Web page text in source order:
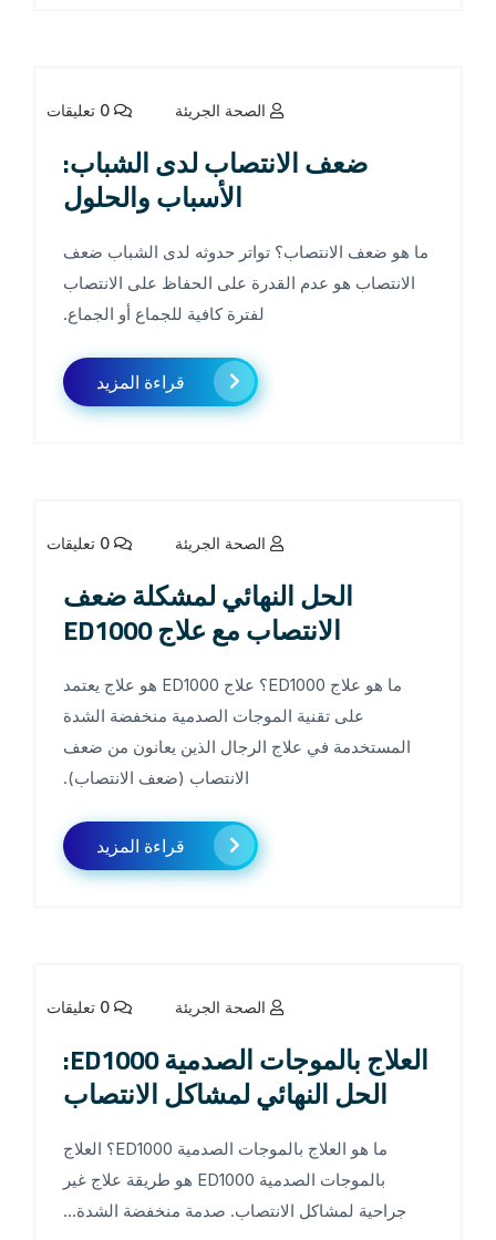
الصحة الجريئة
ضعف الانتصاب لدى الشباب:
الأسباب والحلول
ما هو ضعف الانتصاب؟ تواتر حدوثه لدى الشباب ضعف
الانتصاب هو عدم القدرة على الحفاظ على الانتصاب
لفترة كافية للجماع أو الجماع.
قراءة المزيد
الصحة الجريئة
الحل النهائي لمشكلة ضعف
الانتصاب مع علاج ED1000
ما هو علاج ED1000؟ علاج ED1000 هو علاج يعتمد
على تقنية الموجات الصدمية منخفضة الشدة
المستخدمة في علاج الرجال الذين يعانون من ضعف
الانتصاب (ضعف الانتصاب).
قراءة المزيد
الصحة الجريئة
العلاج بالموجات الصدمية ED1000:
الحل النهائي لمشاكل الانتصاب
ما هو العلاج بالموجات الصدمية ED1000؟ العلاج
بالموجات الصدمية ED1000 هو طريقة علاج غير
جراحية لمشاكل الانتصاب. صدمة منخفضة الشدة...